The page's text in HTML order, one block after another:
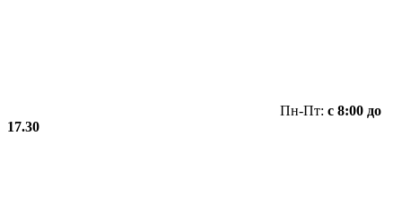
Пн-Пт: с 8:00 до
17.30